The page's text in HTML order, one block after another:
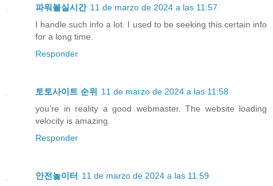
파워볼실시간 11 de marzo de 2024 a las 11:57
I handle such info a lot. I used to be seeking this certain info
for a long time.
Responder
토토사이트 순위
11 de marzo de 2024 a las 11:58
you’re in reality a good webmaster. The website loading
velocity is amazing.
Responder
안전놀이터
11 de marzo de 2024 a las 11:59